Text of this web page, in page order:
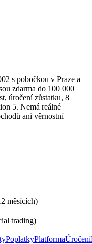
s pobočkou v Praze a
zdarma do 100 000
úročení zůstatku, 8
5. Nemá reálné
ani věrnostní
měsících)
trading)
PoplatkyPlatformaÚročení